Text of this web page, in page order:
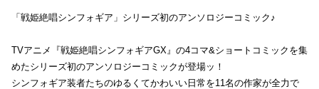
「戦姫絶唱シンフォギア」シリーズ初のアンソロジーコミック♪
TVアニメ『戦姫絶唱シンフォギアGX』の4コマ&ショートコミックを集
めたシリーズ初のアンソロジーコミックが登場ッ！
シンフォギア装者たちのゆるくてかわいい日常を11名の作家が全力で